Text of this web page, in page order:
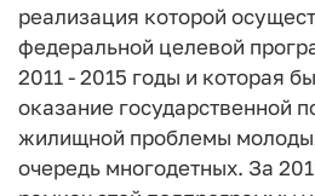
реализация которой
федеральной целевой
2011 - 2015 годы и которая
оказание государственной
жилищной проблемы
очередь многодетных. За